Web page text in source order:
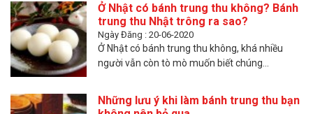
Ở Nhật có bánh trung thu không? Bánh
trung thu Nhật trông ra sao?
Ngày Đăng : 20-06-2020
Ở Nhật có bánh trung thu không, khá nhiều
người vẫn còn tò mò muốn biết chúng...
Những lưu ý khi làm bánh trung thu bạn